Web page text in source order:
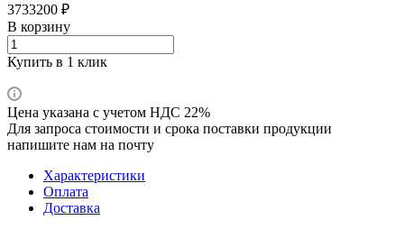
3733200 ₽
В корзину
Купить в 1 клик
Цена указана с учетом НДС 22%
Для запроса стоимости и срока поставки продукции
напишите нам на почту
Характеристики
Оплата
Доставка